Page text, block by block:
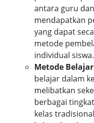
antara guru
mendapatkan
yang dapat
metode
individual siswa.
Metode
belajar dalam
melibatkan
berbagai
kelas